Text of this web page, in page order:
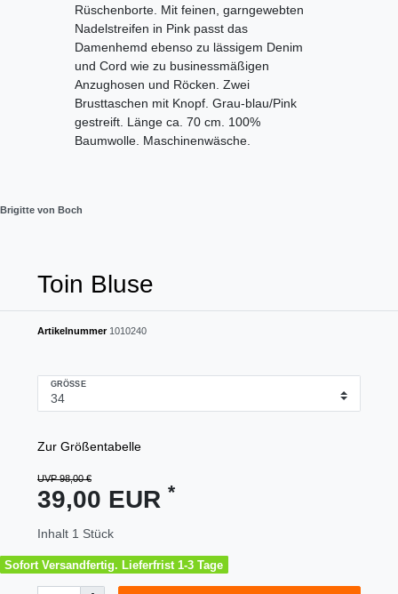
Rüschenborte. Mit feinen, garngewebten
Nadelstreifen in Pink passt das
Damenhemd ebenso zu lässigem Denim
und Cord wie zu businessmäßigen
Anzughosen und Röcken. Zwei
Brusttaschen mit Knopf. Grau-blau/Pink
gestreift. Länge ca. 70 cm. 100%
Baumwolle. Maschinenwäsche.
Brigitte von Boch
Toin Bluse
Artikelnummer 1010240
GRÖSSE
Zur Größentabelle
UVP 98,00 €
39,00 EUR *
Inhalt 1 Stück
Sofort Versandfertig. Lieferfrist 1-3 Tage